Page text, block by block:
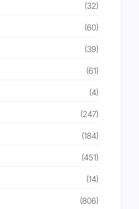
(32)
(60)
(39)
(61)
(4)
(247)
(184)
(451)
(14)
(806)